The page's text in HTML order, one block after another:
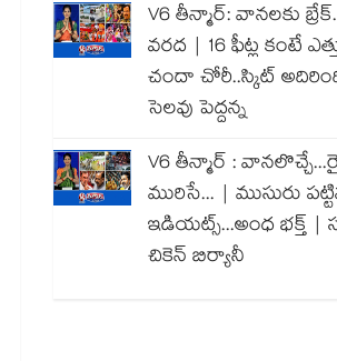
V6 తీన్మార్: వానలకు
వరద | 16 ఫీట్ల కంటే
చందా చోరీ..స్కిట్
సెలవు పెద్దన్న
V6 తీన్మార్ :
మురిసే... | ముసురు
ఇడియట్స్...అంధ భక్త్ |
చికెన్ బిర్యానీ